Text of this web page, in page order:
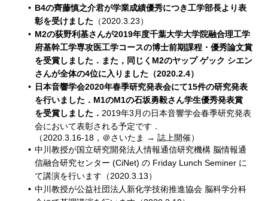
B4の齊藤慎之介君が学業成績優秀につき工学部長より表
彰を受けました （2020.3.23）
M2の荻野利基さんが2019年度千葉大学大学院融合理工学
府基幹工学専攻医工学コースの博士前期課程・優秀論文賞
を受賞しました．また，同じくM2のヤップ ゲック シエン
さんが全体の4位に入りました（2020.2.4）
日本音響学会2020年春季研究発表会にて15件の研究発表
を行いました．M1のM1の石坂勇毅さん学生優秀発表賞
を受賞しました． 2019年3月の日本音響学会春季研究発表
会において表彰される予定です．
（2020.3.16-18，＠さいたま → 誌上開催）
中川教授が国立研究開発法人情報通信研究機構 脳情報通
信融合研究センター (CiNet) の Friday Lunch Seminer に
て講演を行います（2020.3.13）
中川教授が公益社団法人新化学技術推進協会 脳科学分科